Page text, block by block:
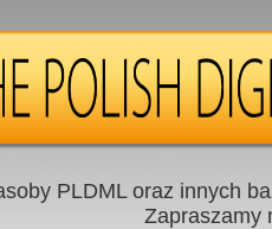
PLDML oraz innych
Zapraszamy